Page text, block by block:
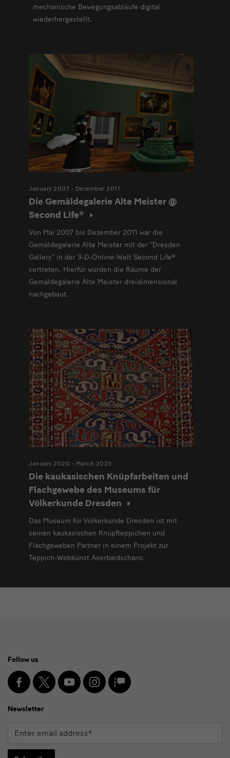
mechanische Bewegungsabläufe digital
wiederhergestellt.
January 2007 - December 2011
Die Gemäldegalerie Alte Meister @
Second Life®
Von Mai 2007 bis Dezember 2011 war die
Gemäldegalerie Alte Meister mit der "Dresden
Gallery" in der 3-D-Online-Welt Second Life®
vertreten. Hierfür wurden die Räume der
Gemäldegalerie Alte Meister dreidimensional
nachgebaut.
January 2020 - March 2023
Die kaukasischen Knüpfarbeiten und
Flachgewebe des Museums für
Völkerkunde Dresden
Das Museum für Völkerkunde Dresden ist mit
seinen kaukasischen Knüpfteppichen und
Flachgeweben Partner in einem Projekt zur
Teppich-Webkunst Aserbaidschans.
Media
and
Newsletter
Follow us
Facebook
X YoutubeInstagramSKD
Blog
Newsletter
Enter
address*